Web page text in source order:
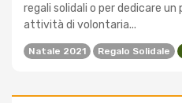
regali solidali o per dedicare un
attività di volontaria...
Natale 2021 Regalo Solidale